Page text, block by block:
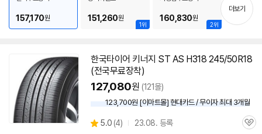
기
157,170원
1위
151,260원
2위
160,830원
더보기
한국타이어 키너지 ST AS H318 245/50R18
(전국무료장착)
127,080원 (121몰)
123,700원 [이마트몰] 현대카드 / 무이자 최대 3개월
별
5.0 (상
4) 23.08. 등록
관